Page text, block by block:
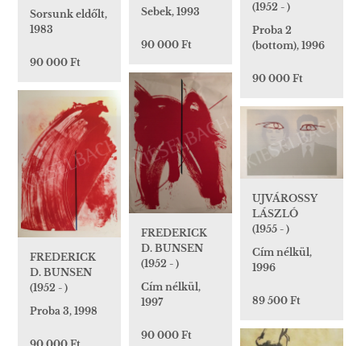
Sebek, 1993
90 000 Ft
Sorsunk eldőlt,
1983
90 000 Ft
(1952 - )
Proba 2
(bottom), 1996
90 000 Ft
FREDERICK
D. BUNSEN
(1952 - )
Cím nélkül,
1997
90 000 Ft
FREDERICK
D. BUNSEN
(1952 - )
Proba 3, 1998
UJVÁROSSY
LÁSZLÓ
(1955 - )
Cím nélkül,
1996
89 500 Ft